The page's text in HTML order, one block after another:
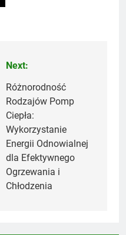
Next:
Różnorodność
Rodzajów Pomp
Ciepła:
Wykorzystanie
Energii Odnowialnej
dla Efektywnego
Ogrzewania i
Chłodzenia